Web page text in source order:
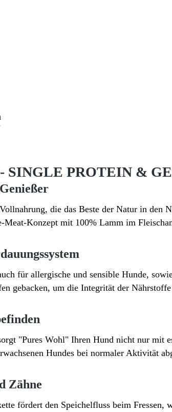
PROTEIN &
die das Beste der Natur in den
Konzept mit 100% Lamm im
für allergische und sensible Hunde,
gebacken, um die Integrität der
"Pures Wohl" Ihren Hund nicht nur mit
Hundes bei normaler Aktivität
Zähne
fördert den Speichelfluss beim